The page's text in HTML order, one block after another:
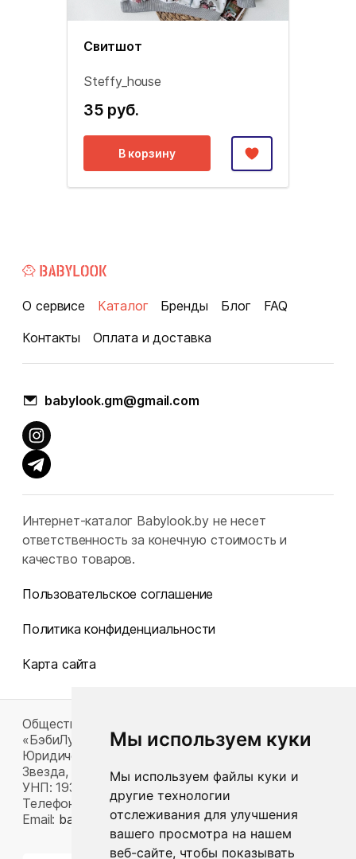
Мы используем куки
Мы используем файлы куки и
другие технологии
отслеживания для улучшения
вашего просмотра на нашем
веб-сайте, чтобы показывать
Свитшот
Steffy_house
35 руб.
В корзину
О сервисе Каталог Бренды Блог
FAQ
Контакты
Оплата и доставка
babylook.gm@gmail.com
Интернет-каталог Babylook.by не несет
ответственность за конечную стоимость и
качество товаров.
Пользовательское соглашение
Политика конфиденциальности
Карта сайта
Общество с ограниченной ответственностью
«БэбиЛук»
Юридический адрес: 220117, г. Минск, пр-т Газеты
Звезда, д. 16, пом. 52
УНП: 193815124
Телефон:
+375 33 392 66 63
Email: babylook.gm@gmail.com .